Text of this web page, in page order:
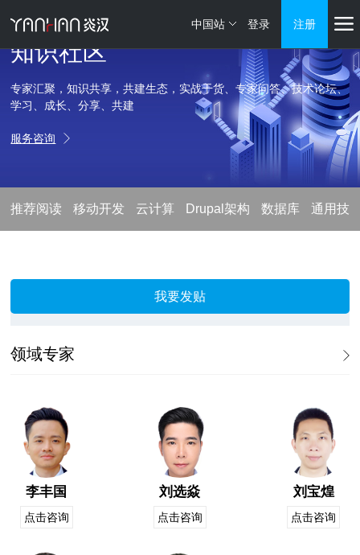
中国站 登录 注册
知识社区
专家汇聚，知识共享，共建生态，实战干货、专家问答、技术论坛、
学习、成长、分享、共建
服务咨询
推荐阅读 移动开发 云计算 Drupal架构 数据库 通用技
我要发贴
领域专家
李丰国
点击咨询
刘选焱
点击咨询
刘宝煌
点击咨询